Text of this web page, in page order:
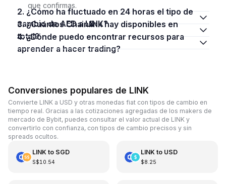
que confirmas.
2. ¿Cómo ha fluctuado en 24 horas el tipo de
cambio de AED a LINK?
3. ¿Cuántos Chainlink hay disponibles en
total?
4. ¿Dónde puedo encontrar recursos para
aprender a hacer trading?
Conversiones populares de LINK
Convierte LINK a USD y otras monedas fiat con tipos de cambio en
tiempo real. Gracias a las cotizaciones agregadas de los makers de
mercado de Bybit, puedes consultar el valor actual de LINK y
convertirlo con confianza, con tipos de cambio precisos y sin
spreads ocultos.
LINKto SGD
S$10.54
LINKto USD
$8.25